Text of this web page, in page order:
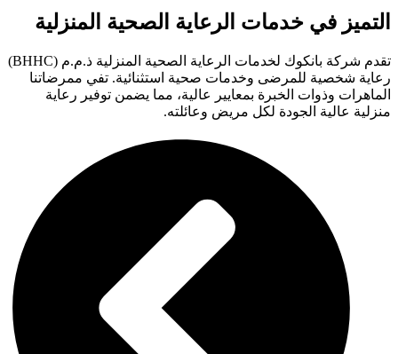
التميز في خدمات الرعاية الصحية المنزلية
تقدم شركة بانكوك لخدمات الرعاية الصحية المنزلية ذ.م.م (BHHC)
رعاية شخصية للمرضى وخدمات صحية استثنائية. تفي ممرضاتنا
الماهرات وذوات الخبرة بمعايير عالية، مما يضمن توفير رعاية
منزلية عالية الجودة لكل مريض وعائلته.